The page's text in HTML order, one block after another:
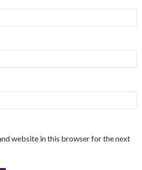
website in this browser for the next